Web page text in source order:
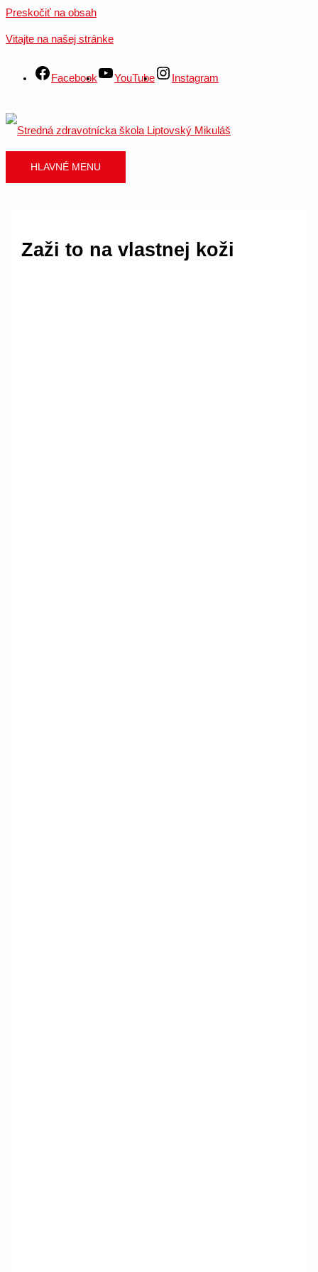
Preskočiť na obsah
Vitajte na našej stránke
Facebook YouTube Instagram
HLAVNÉ MENU
Zaži to na vlastnej koži